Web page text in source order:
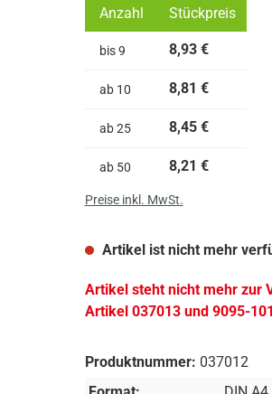
Anzahl Stückpreis
bis9 8,93 €
ab 10 8,81 €
ab25 8,45 €
ab 50 8,21 €
Preise inkl. MwSt.
Artikel ist nicht mehr
Artikel steht nicht mehr zur
Artikel 037013 und 9095-
Produktnummer: 037012